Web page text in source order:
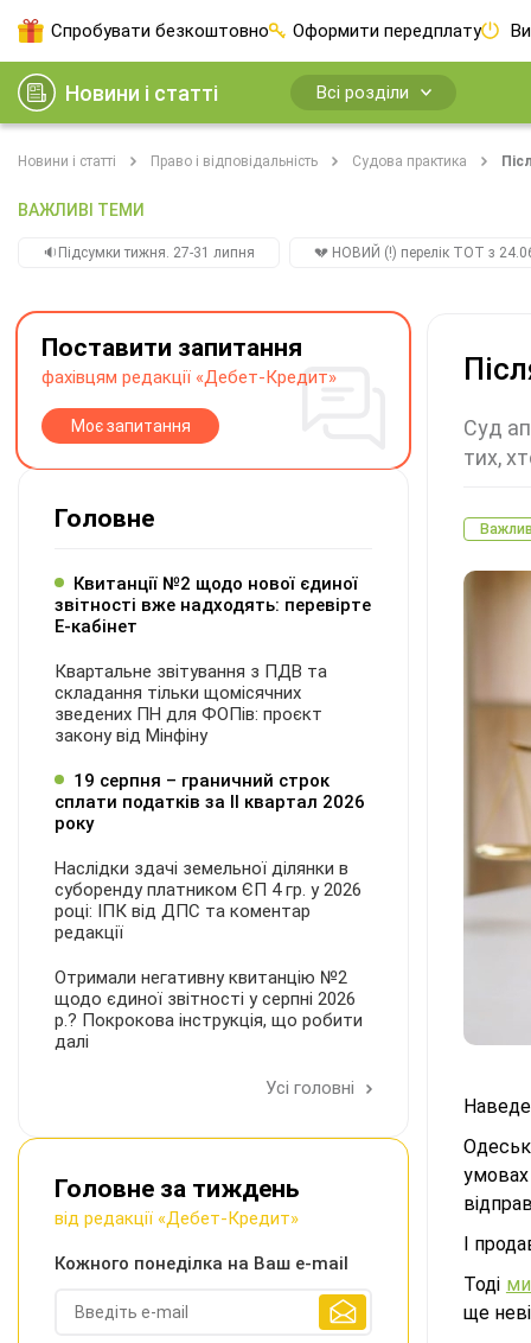
Спробувати безкоштовно Оформити передплату
Новини і статті Всі розділи
Новини і статті Право і відповідальність Судова практика
ВАЖЛИВІ ТЕМИ
🔉Підсумки тижня. 27-31 липня 💔 НОВИЙ (!) перелік ТОТ з
Суд
тих,
І
Тоді
ще
Поставити запитання
фахівцям редакції «Дебет-Кредит»
Моє запитання
Головне
Квитанції №2 щодо нової єдиної
звітності вже надходять: перевірте
Е-кабінет
Квартальне звітування з ПДВ та
складання тільки щомісячних
зведених ПН для ФОПів: проєкт
закону від Мінфіну
19 серпня – граничний строк
сплати податків за ІI квартал 2026
року
Наслідки здачі земельної ділянки в
суборенду платником ЄП 4 гр. у 2026
році: ІПК від ДПС та коментар
редакції
Отримали негативну квитанцію №2
щодо єдиної звітності у серпні 2026
р.? Покрокова інструкція, що робити
далі
Усі головні
Головне за тиждень
від редакції «Дебет-Кредит»
Кожного понеділка на Ваш e-mail